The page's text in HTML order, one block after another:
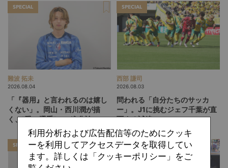
SPECIAL
難波 拓未
2026.08.04
「『器用』と言われるのは嬉し
くない」。岡山・西川潤が描
く、"恐い選手"への進化論
SPECIAL
西部 謙司
2026.08.03
問われる「自分たちのサッカ
ー」。J1に挑むジェフ千葉が直
面する試練
SPECIAL FEATURE
利用分析および広告配信等のためにクッキ
ーを利用してアクセスデータを取得してい
ます。詳しくは「クッキーポリシー」をご